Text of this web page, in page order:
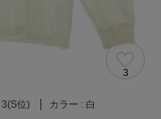
3
3(S位) カラー : 白